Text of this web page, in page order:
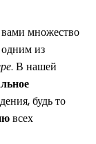
множество
одним из
. В нашей
будь то
всех